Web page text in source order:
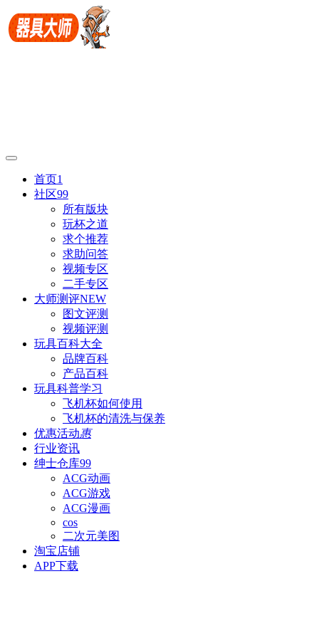
首页1
社区99
所有版块
玩杯之道
求个推荐
求助问答
视频专区
二手专区
大师测评NEW
图文评测
视频评测
玩具百科大全
品牌百科
产品百科
玩具科普学习
飞机杯如何使用
飞机杯的清洗与保养
优惠活动惠
行业资讯
绅士仓库99
ACG动画
ACG游戏
ACG漫画
cos
二次元美图
淘宝店铺
APP下载